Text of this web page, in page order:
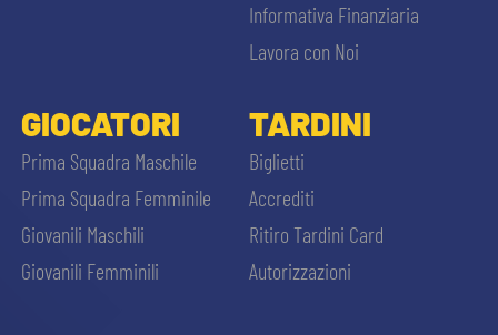
Informativa Finanziaria
Lavora con Noi
GIOCATORI
Prima Squadra Maschile
Prima Squadra Femminile
Giovanili Maschili
Giovanili Femminili
TARDINI
Biglietti
Accrediti
Ritiro Tardini Card
Autorizzazioni